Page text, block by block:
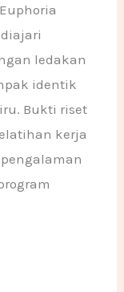
ledakan
identik
Bukti riset
kerja